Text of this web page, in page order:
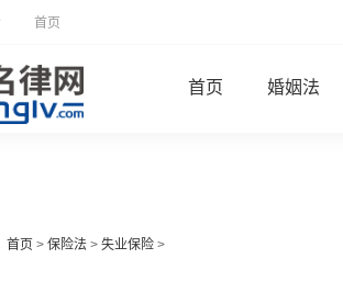
首页
首页 婚姻法
首页 > 保险法 > 失业保险 >